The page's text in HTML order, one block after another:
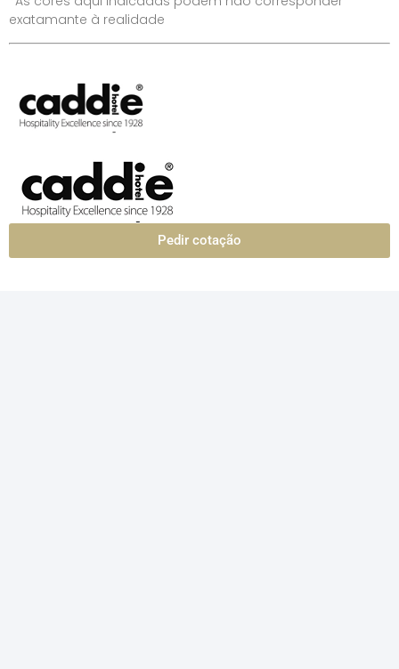
exatamante à realidade
Pedir cotação